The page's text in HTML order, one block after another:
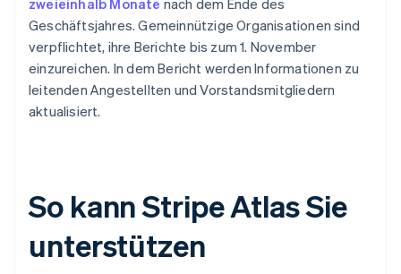
zweieinhalb Monate nach dem Ende des
Geschäftsjahres. Gemeinnützige Organisationen sind
verpflichtet, ihre Berichte bis zum 1. November
einzureichen. In dem Bericht werden Informationen zu
leitenden Angestellten und Vorstandsmitgliedern
aktualisiert.
So kann Stripe Atlas Sie
unterstützen